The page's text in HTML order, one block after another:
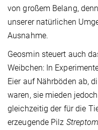
von großem Belang,
unserer natürlichen
Ausnahme.
Geosmin steuert auch
Weibchen: In
Eier auf Nährböden ab,
waren, sie mieden
gleichzeitig der für die
erzeugende Pilz